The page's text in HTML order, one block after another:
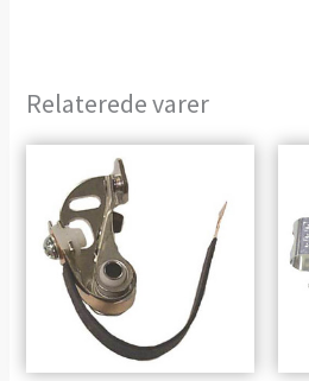
Relaterede varer